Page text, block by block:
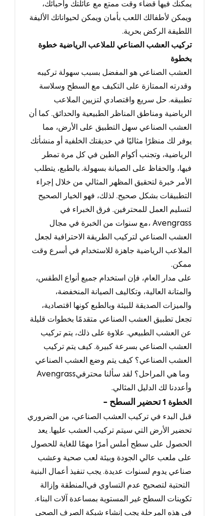
يمكنك فيها قضاء وقت ممتع مع عائلتك وأحبائك،
ويمكن لأطفالك اللعب بأمان ويمكن لحيواناتك الأليفة
اللطيفة الركض بحرية.
تركيب العشب الصناعي للملاعب الرياضية خطوة
بخطوة
العشب الصناعي هو المفضل بسبب سهولة تركيبه
وقدرته الممتازة على التكيف مع السطح وسلاسة
تطبيقه. حل سريع واقتصادي لتزيين الملاعب
الرياضية ومناطق المناظر الطبيعية والحدائق. كما أن
العشب الصناعي سهل التطبيق على الأرض، مما
يوفر لك منظرًا مثاليًا في حديقتك الخلفية أو منشأتك
الرياضية، وتجنب أكوام الطين في كل مرة تمطر
فيها، والحفاظ على الصيانة بسهولة. بالطبع، يتطلب
الأمر خبرة لتحقيق المظهر المثالي من خلال إجراء
التطبيقات بشكل صحيح. لذلك، فهو الخيار الصحيح
لتسليم العمل للمحترفين. فرق الخبراء في
Avengrass ،مع سنوات من الخبرة في مجال
العشب الصناعي لتركيب الطريقة الاحترافية لجعل
الملاعب الرياضية جاهزة للاستخدام في أسرع وقت
ممكن.
على مدار العام، فإن استخدام جميع أنواع الطقس،
والمتانة العالية، وتكاليف الصيانة المنخفضة،
والميزات الصديقة للبيئة وبالطبع كونها اقتصادية،
تجعل تطبيق العشب الصناعي متقدمًا بخطوات قليلة
عن العشب الطبيعي. علاوة على ذلك، يتم تركيب
العشب الصناعي بسرعة كبيرة. كيف يتم تركيب
العشب الصناعي؟ كيف يتم وضع العشب الصناعي
Avengrass
وأعددنا لك الدليل المثالي.
الخطوة 1 - تحضير السطح
قبل البدء في تركيب العشب الصناعي، من الضروري
تحضير الأرض التي سيتم تركيب العشب عليها. يعد
الحصول على سطح أملس أمرًا مهمًا للغاية للحصول
على ملعب عالي الجودة وبيئة لعب صحية وعشب
صناعي يدوم لسنوات عديدة. يجب تنفيذ أعمال البنية
المنطقة وإزالة
تكوينات السطح غير المستوية بمساعدة آلات البناء.
في هذه المرحلة يجب إنشاء شبكة الصرف الصحي